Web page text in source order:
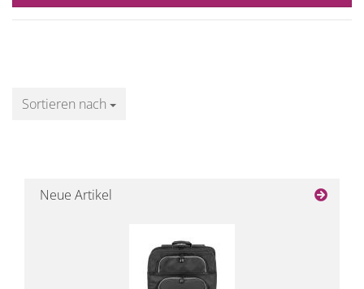
Sortieren nach
Sortieren nach
Neue Artikel